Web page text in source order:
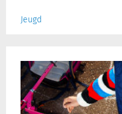
Jeugd
van
jeugdigen
bezwaar